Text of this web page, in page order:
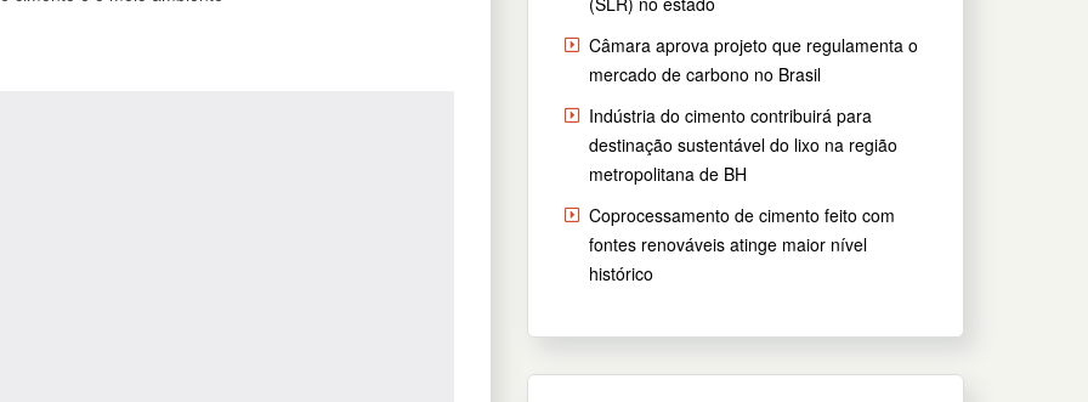
Câmara aprova projeto que regulamenta o
mercado de carbono no Brasil
Indústria do cimento contribuirá para
destinação sustentável do lixo na região
metropolitana de BH
Coprocessamento de cimento feito com
fontes renováveis atinge maior nível
histórico